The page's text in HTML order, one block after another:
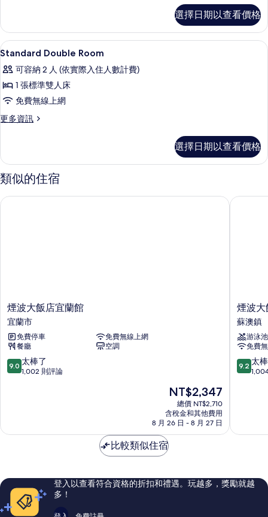
人
入
住
的
所
有
相
家
庭
房
兩
人
住
的
詳
選擇日期以查看價格
顯
示
Standard
Double
Room
的
相
片
1 間臥室、高級寢具、迷你吧、客房內
5
Standard Double Room
可容納 2 人 (依實際入住人數計費)
1 張標準雙人床
免費無線上網
更多資訊
更
Room
的
詳
選擇日期以查看價格
類似的住宿
煙
波
大
飯
店
宜
蘭
煙波大飯店宜蘭館
宜蘭市
免費停車
免費無線上網
餐廳
空調
9.0
分，
棒
評
論
9.0 太棒了
1,002 則評論
現
價
格
為
NT$2,347
NT$2,347
總價 NT$2,710
含稅金和其他費用
8 月 26 日 - 8 月 27 日
煙波大飯店宜蘭館
煙
波
大
飯
店
蘇
澳
蘇
煙波大
蘇澳鎮
游泳池
免費
9.2
分，
棒
評
論
9.2 太
煙波大
比較類似住宿
登入以查看符合資格的折扣和禮遇。玩越多，獎勵就越
多！